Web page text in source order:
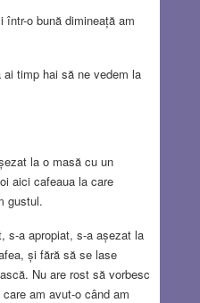
o bună dimineață am
timp hai să ne vedem la
la o masă cu un
aici cafeaua la care
gustul.
s-a apropiat, s-a așezat la
și fără să se lase
Nu are rost să vorbesc
am avut-o când am